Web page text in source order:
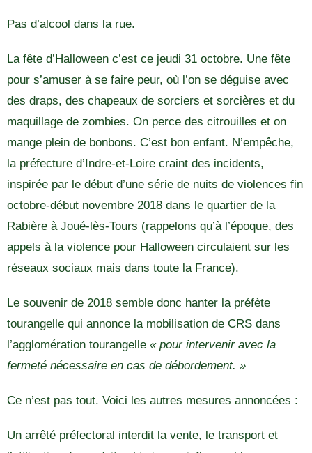
Pas d’alcool dans la rue.
La fête d’Halloween c’est ce jeudi 31 octobre. Une fête
pour s’amuser à se faire peur, où l’on se déguise avec
des draps, des chapeaux de sorciers et sorcières et du
maquillage de zombies. On perce des citrouilles et on
mange plein de bonbons. C’est bon enfant. N’empêche,
la préfecture d’Indre-et-Loire craint des incidents,
inspirée par le début d’une série de nuits de violences fin
octobre-début novembre 2018 dans le quartier de la
Rabière à Joué-lès-Tours (rappelons qu’à l’époque, des
appels à la violence pour Halloween circulaient sur les
réseaux sociaux mais dans toute la France).
Le souvenir de 2018 semble donc hanter la préfète
tourangelle qui annonce la mobilisation de CRS dans
l’agglomération tourangelle « pour intervenir avec la
fermeté nécessaire en cas de débordement. »
Ce n’est pas tout. Voici les autres mesures annoncées :
Un arrêté préfectoral interdit la vente, le transport et